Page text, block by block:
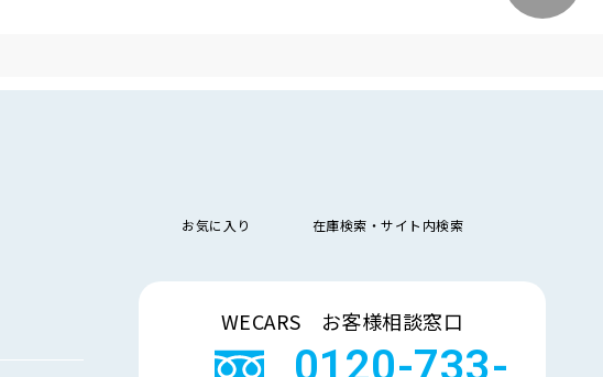
お気に入り 在庫検索・サイト内検索
WECARS お客様相談窓口
0120-733-